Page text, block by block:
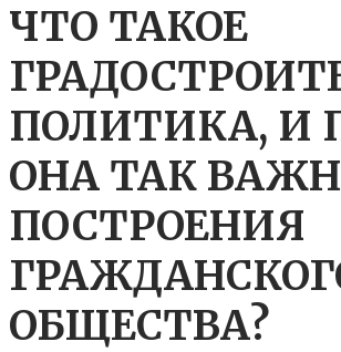
ЧТО ТАКОЕ
ПОЛИТИКА, И
ОНА ТАК
ПОСТРОЕНИЯ
ОБЩЕСТВА?